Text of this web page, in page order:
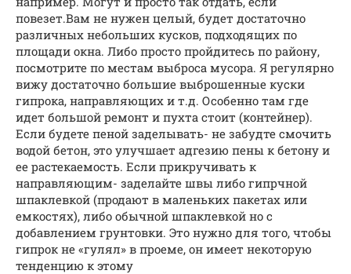
повезет.Вам не нужен целый, будет достаточно
различных небольших кусков, подходящих по
площади окна. Либо просто пройдитесь по району,
посмотрите по местам выброса мусора. Я регулярно
вижу достаточно большие выброшенные куски
гипрока, направляющих и т.д. Особенно там где
идет большой ремонт и пухта стоит (контейнер).
Если будете пеной заделывать- не забудте смочить
водой бетон, это улучшает адгезию пены к бетону и
ее растекаемость. Если прикручивать к
направляющим- заделайте швы либо гипрчной
шпаклевкой (продают в маленьких пакетах или
емкостях), либо обычной шпаклевкой но с
добавлением грунтовки. Это нужно для того, чтобы
гипрок не «гулял» в проеме, он имеет некоторую
тенденцию к этому